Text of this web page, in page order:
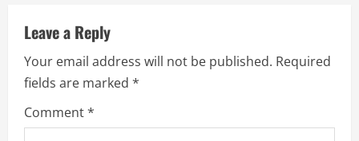
e
R
e
Leave a Reply
Your email address will not be published. Required
fields are marked *
Comment*